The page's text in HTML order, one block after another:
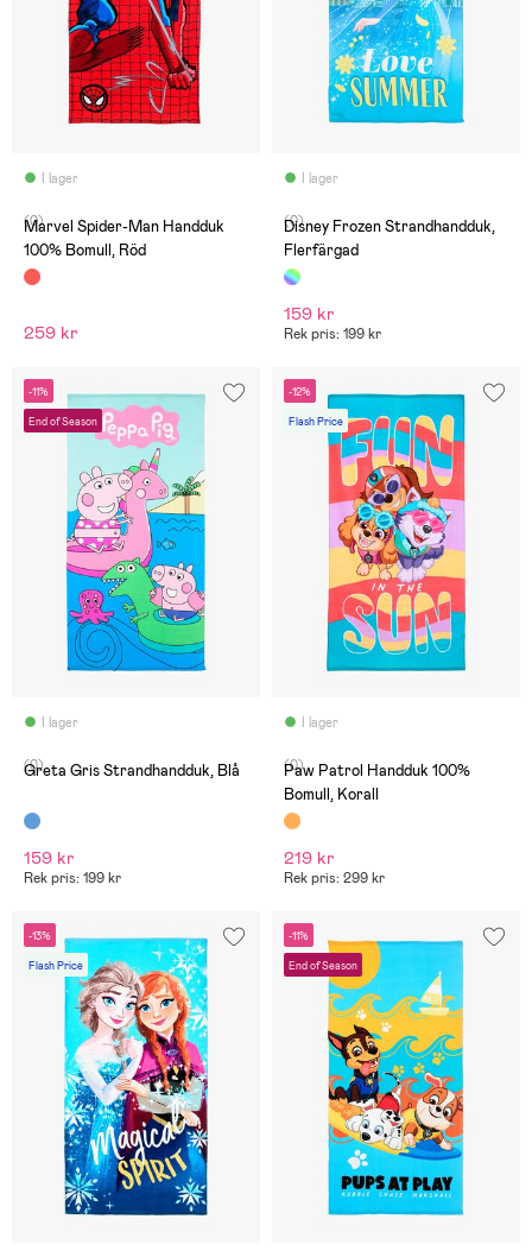
I lager
(0)
Marvel Spider-Man Handduk
100% Bomull, Röd
259 kr
I lager
(0)
Disney Frozen Strandhandduk,
Flerfärgad
159 kr
Rek pris: 199 kr
-11%
End of Season
I lager
(0)
Greta Gris Strandhandduk, Blå
159 kr
Rek pris: 199 kr
-12%
Flash Price
I lager
(0)
Paw Patrol Handduk 100%
Bomull, Korall
219 kr
Rek pris: 299 kr
-13%
Flash Price
-11%
End of Season